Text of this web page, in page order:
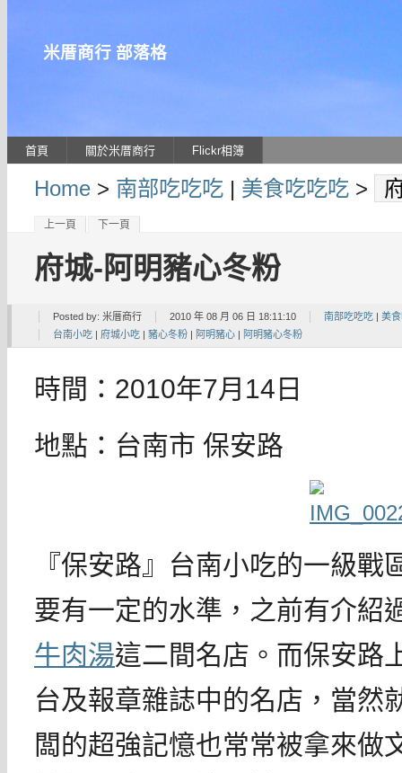
米厝商行 部落格
首頁 關於米厝商行 Flickr相簿
Home > 南部吃吃吃 | 美食吃吃吃 >
上一頁 下一頁
府城-阿明豬心冬粉
Posted by: 米厝商行 2010 年 08 月 06 日 18:11:10 南部吃吃吃
美
台南小吃 | 府城小吃 | 豬心冬粉 | 阿明豬心 | 阿明豬心冬粉
時間：2010年7月14日
地點：台南市 保安路
『保安路』台南小吃的一級
要有一定的水準，之前有介紹
牛肉湯這二間名店 。而保安路
台及報章雜誌中的名店，當然
闆的超強記憶也常常被拿來做